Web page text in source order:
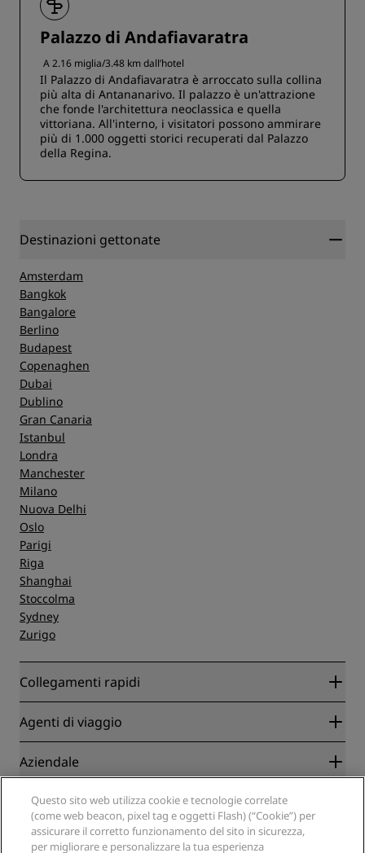
Palazzo di Andafiavaratra
A 2.16 miglia/3.48 km dall’hotel
Il Palazzo di Andafiavaratra è arroccato sulla collina
più alta di Antananarivo. Il palazzo è un'attrazione
che fonde l'architettura neoclassica e quella
vittoriana. All'interno, i visitatori possono ammirare
più di 1.000 oggetti storici recuperati dal Palazzo
della Regina.
Destinazioni gettonate
Amsterdam
Bangkok
Bangalore
Berlino
Budapest
Copenaghen
Dubai
Dublino
Gran Canaria
Istanbul
Londra
Manchester
Milano
Nuova Delhi
Oslo
Parigi
Riga
Shanghai
Stoccolma
Sydney
Zurigo
Collegamenti rapidi
Radisson Rewards
Blog
Destinazioni
APP Radisson Hotels
Hotel Approvati per sport
Hotel per famiglie
Agenti di viaggio
Partner
Agenti di viaggio
Aziendale
Radisson Hotel Group
Media
Opportunità di lavoro in RHG
Note legali
Centro sulla privacy
Aiuto
Questo sito web utilizza cookie e tecnologie correlate
(come web beacon, pixel tag e oggetti Flash) (“Cookie”) per
assicurare il corretto funzionamento del sito in sicurezza,
per migliorare e personalizzare la tua esperienza